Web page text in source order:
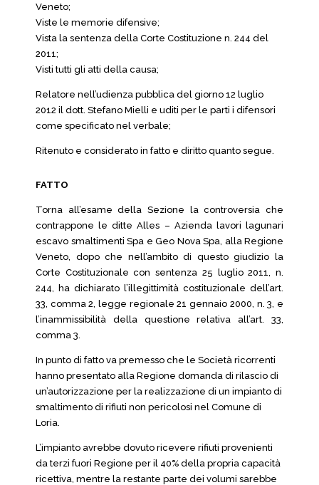
Veneto;
Viste le memorie difensive;
Vista la sentenza della Corte Costituzione n. 244 del
2011;
Visti tutti gli atti della causa;
Relatore nell’udienza pubblica del giorno 12 luglio
2012 il dott. Stefano Mielli e uditi per le parti i difensori
come specificato nel verbale;
Ritenuto e considerato in fatto e diritto quanto segue.
FATTO
Torna all’esame della Sezione la controversia che
contrappone le ditte Alles – Azienda lavori lagunari
escavo smaltimenti Spa e Geo Nova Spa, alla Regione
Veneto, dopo che nell’ambito di questo giudizio la
Corte Costituzionale con sentenza 25 luglio 2011, n.
244, ha dichiarato l’illegittimità costituzionale dell’art.
33, comma 2, legge regionale 21 gennaio 2000, n. 3, e
l’inammissibilità della questione relativa all’art. 33,
comma 3.
In punto di fatto va premesso che le Società ricorrenti
hanno presentato alla Regione domanda di rilascio di
un’autorizzazione per la realizzazione di un impianto di
smaltimento di rifiuti non pericolosi nel Comune di
Loria.
L’impianto avrebbe dovuto ricevere rifiuti provenienti
da terzi fuori Regione per il 40% della propria capacità
ricettiva, mentre la restante parte dei volumi sarebbe